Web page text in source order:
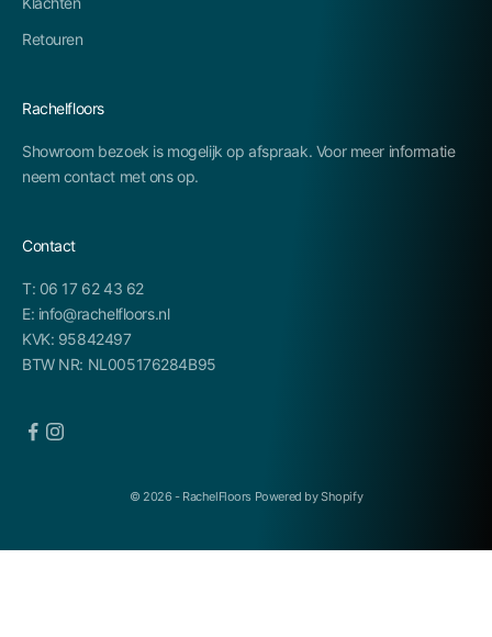
Retouren
Rachelfloors
Showroom bezoek is mogelijk op afspraak. Voor meer informatie
neem contact met ons op.
Contact
T: 06 17 62 43 62
E: info@rachelfloors.nl
KVK: 95842497
BTW NR: NL005176284B95
© 2026 - RachelFloors Powered by Shopify